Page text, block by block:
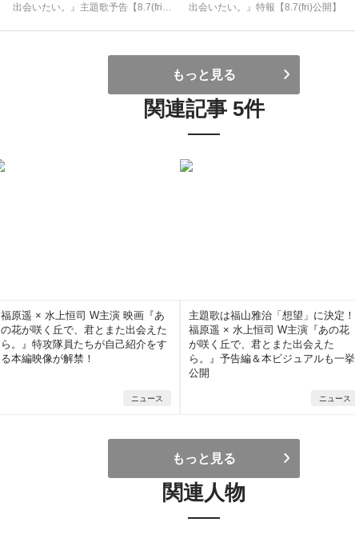
出会いたい。』主題歌予告【8.7(fri)
出会いたい。』特報【8.7(fri)公開】
もっと見る
関連記事 5件
福原遥 × 水上恒司 W主演 映画『あ
の花が咲く丘で、君とまた出会えた
ら。』特攻隊員たちが自己紹介をす
る本編映像が解禁！
ニュース
主題歌は福山雅治「想望」に決定！
福原遥 × 水上恒司 W主演『あの花
が咲く丘で、君とまた出会えた
ら。』予告編＆本ビジュアルも一挙
公開
ニュース
もっと見る
関連人物